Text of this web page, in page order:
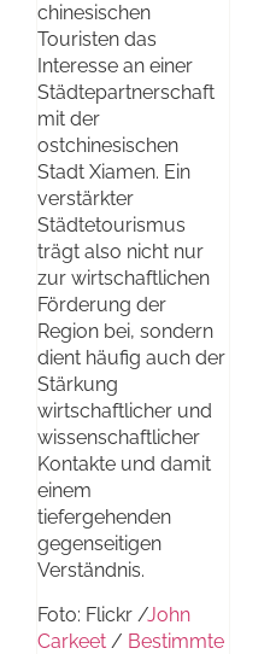
chinesischen
Touristen das
Interesse an einer
Städtepartnerschaft
mit der
ostchinesischen
Stadt Xiamen. Ein
verstärkter
Städtetourismus
trägt also nicht nur
zur wirtschaftlichen
Förderung der
Region bei, sondern
dient häufig auch der
Stärkung
wirtschaftlicher und
wissenschaftlicher
Kontakte und damit
einem
tiefergehenden
gegenseitigen
Verständnis.
Foto: Flickr /John
Carkeet / Bestimmte